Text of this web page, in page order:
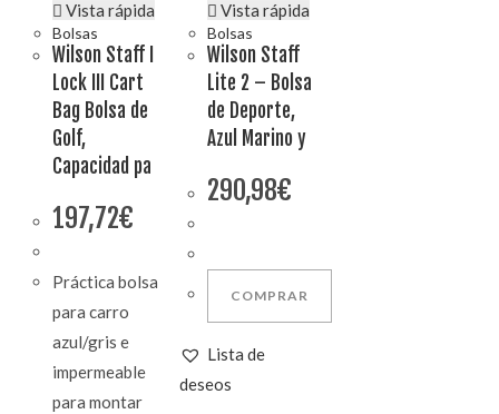
Vista rápida
Bolsas
Wilson Staff I
Lock III Cart
Bag Bolsa de
Golf,
Capacidad pa
197,72€
Práctica bolsa
para carro
azul/gris e
impermeable
para montar
Vista rápida
Bolsas
Wilson Staff
Lite 2 – Bolsa
de Deporte,
Azul Marino y
290,98€
COMPRAR
Lista de
deseos